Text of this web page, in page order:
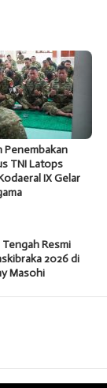
Penembakan
TNI Latops
IX Gelar
Resmi
2026 di
Masohi